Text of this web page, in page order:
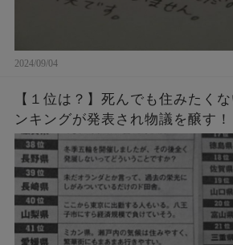
2024/09/04
【１位は？】死んでも住みたく
ンキングが発表され物議を醸す！